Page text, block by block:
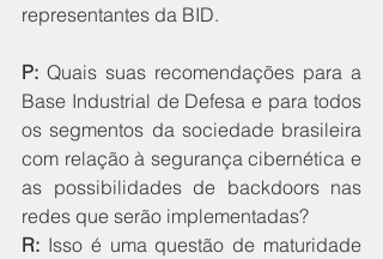
representantes da BID.
P: Quais suas recomendações para a
Base Industrial de Defesa e para todos
os segmentos da sociedade brasileira
com relação à segurança cibernética e
as possibilidades de backdoors nas
redes que serão implementadas?
R: Isso é uma questão de maturidade